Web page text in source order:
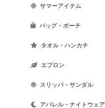
サマーアイテム
バッグ・ポーチ
タオル・ハンカチ
エプロン
スリッパ・サンダル
アパレル・ナイトウェア